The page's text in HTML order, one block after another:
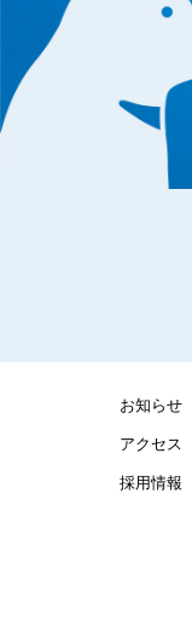
お知らせ
アクセス
採用情報